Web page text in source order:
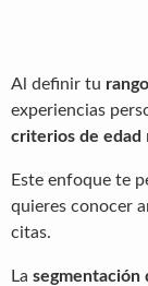
Al definir tu
experiencias
criterios de edad
Este enfoque te
quieres conocer
citas.
La segmentación